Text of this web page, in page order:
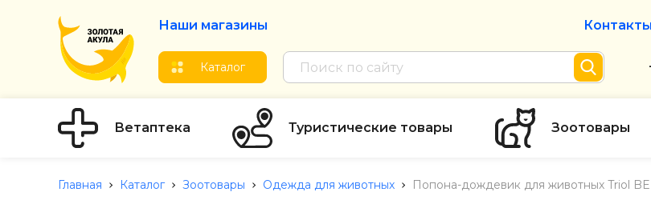
Наши магазины Контакты
Каталог
Ветаптека Туристические товары Зоотовары
Главная Каталог Зоотовары Одежда для животных Попона-дождевик для животных Triol